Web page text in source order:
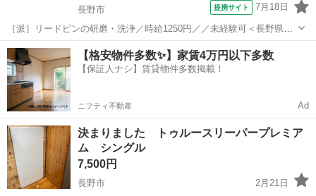
長野市
提携サイト 7月18日
［派］リードピンの研磨・洗浄／時給1250円／／未経験可＜長野県長
野市＞ どんなお仕事？ リードピンの研磨・洗浄
━━━━━━━━━━━━━━━━━━━ ＼このおしごとのポイント
はここ！／ ◎２交替以外にも働き方の相談OK...
長野 長野市 その他
【格安物件多数✨】家賃4万円以下多数
【保証人ナシ】賃貸物件多数掲載！
ニフティ不動産 Ad
決まりました トゥルースリーパープレミア
ム シングル
7,500円
長野市
2月21日